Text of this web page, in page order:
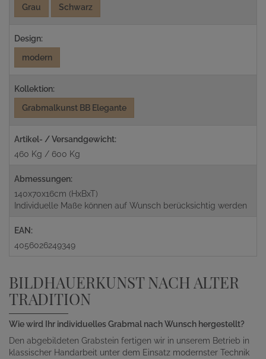
Grau
Schwarz
Design:
modern
Kollektion:
Grabmalkunst BB Elegante
Artikel- / Versandgewicht:
460 Kg / 600 Kg
Abmessungen:
140x70x16cm (HxBxT)
Individuelle Maße können auf Wunsch berücksichtig werden
EAN:
4056026249349
BILDHAUERKUNST NACH ALTER
TRADITION
Wie wird Ihr individuelles Grabmal nach Wunsch hergestellt?
Den abgebildeten Grabstein fertigen wir in unserem Betrieb in
klassischer Handarbeit unter dem Einsatz modernster Technik